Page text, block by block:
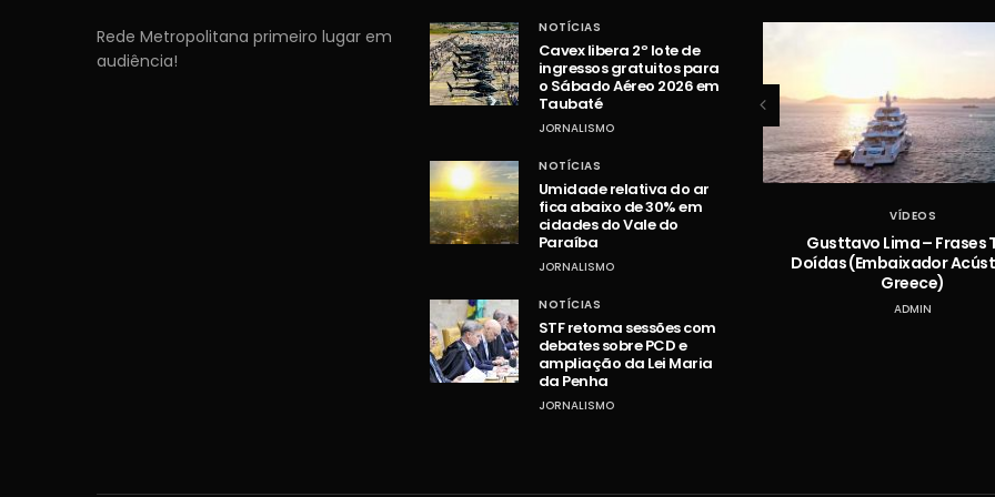
Rede Metropolitana primeiro lugar em
audiência!
NOTÍCIAS
Cavex libera 2º lote de
ingressos gratuitos para
o Sábado Aéreo 2026 em
Taubaté
JORNALISMO
NOTÍCIAS
Umidade relativa do ar
fica abaixo de 30% em
cidades do Vale do
Paraíba
JORNALISMO
NOTÍCIAS
STF retoma sessões com
debates sobre PCD e
ampliação da Lei Maria
da Penha
JORNALISMO
VÍDEOS
Hugo e Guilherme – Vazou na
Braquiara
VÍDEOS
Gusttavo Lima – Frases
Doídas (Embaixador
Greece)
ADMIN